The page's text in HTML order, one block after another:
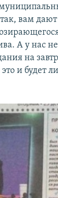
вам
А у нас
на
и будет